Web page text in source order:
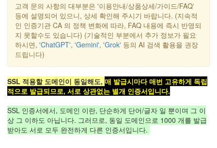
고객 문의 사항의 대부분은 '이용안내/상품상세/가이드/FAQ'
등에 설명되어 있으니, 상세 확인해 주시기 바랍니다. (지속적
인 인증기관 CA 의 정책 변화에 따라, FAQ 내용에 즉시 반영되
지 못할수도 있습니다) (기술적인 부분에서 추가 정보가 필요
하시면, 'ChatGPT', 'Gemini', 'Grok' 등의 AI 검색 활용을 권장
드립니다)
SSL 적용할 도메인이 동일해도, 매 발급시마다 매번 고유하게 독립
적으로 발급되므로, 서로 상관없는 별개 인증서입니다.
SSL 인증서에서, 도메인 이란, 단순하게 단어/글자 일 뿐이며 그 이
상 그 이하도 아닙니다. 그러므로, 동일 도메인으로 1000 개를 발급
받아도 서로 모두 완전하게 다른 인증서입니다.